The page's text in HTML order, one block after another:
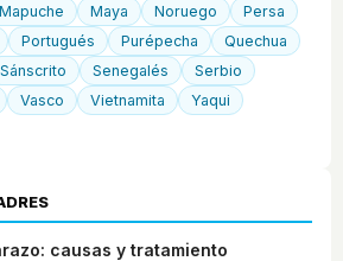
Mapuche Maya Noruego
Persa
Portugués Purépecha
Quechua
Sánscrito Senegalés
Serbio
Vasco Vietnamita
Yaqui
causas y tratamiento